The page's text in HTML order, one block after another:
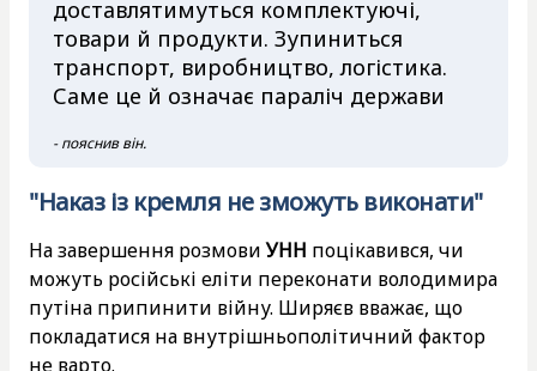
доставлятимуться комплектуючі,
товари й продукти. Зупиниться
транспорт, виробництво, логістика.
Саме це й означає параліч держави
- пояснив він.
"Наказ із кремля не зможуть виконати"
На завершення розмовиУНН поцікавився, чи
можуть російські еліти переконати володимира
путіна припинити війну. Ширяєв вважає, що
покладатися на внутрішньополітичний фактор
не варто.